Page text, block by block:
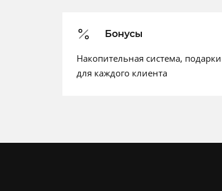
Бонусы
Накопительная система,
для каждого клиента